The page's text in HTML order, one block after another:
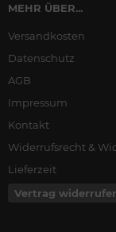
MEHR ÜBER...
Versandkosten
Datenschutz
AGB
Impressum
Kontakt
Widerrufsrecht &
Lieferzeit
Vertrag